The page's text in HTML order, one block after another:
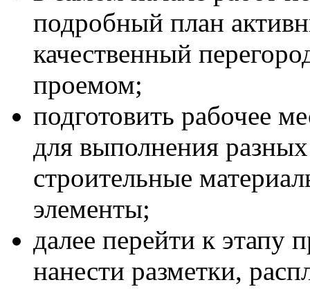
подробный план
качественный
проемом;
подготовить рабочее
для выполнения
строительные
элементы;
далее перейти к этапу
нанести разметки,